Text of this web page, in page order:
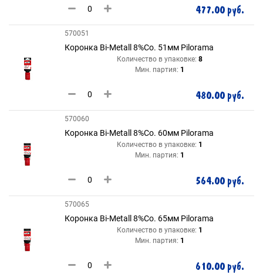
477.00 руб.
570051
Коронка Bi-Metall 8%Co. 51мм Pilorama
Количество в упаковке: 8
Мин. партия: 1
480.00 руб.
570060
Коронка Bi-Metall 8%Co. 60мм Pilorama
Количество в упаковке: 1
Мин. партия: 1
564.00 руб.
570065
Коронка Bi-Metall 8%Co. 65мм Pilorama
Количество в упаковке: 1
Мин. партия: 1
610.00 руб.